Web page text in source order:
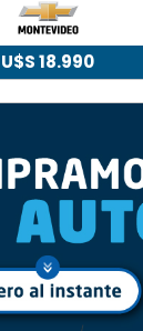
U$S18.990